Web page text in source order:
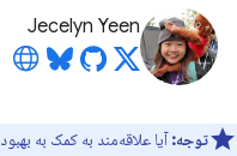
Jecelyn Yeen
توجه:آیا علاقه‌مند به کمک به بهبود DevTools هستید؟ برای شرکت در